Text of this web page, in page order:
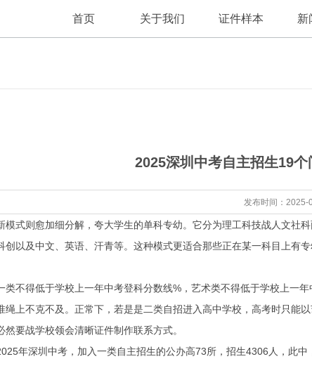
首页 关于我们 证件样本 新
2025深圳中考自主招生19
发布时间：
则愈加细分解，夸大学生的单科专幼。它分为理工科技战人文社
创以及中文、英语、汗青等。这种模式更适合那些正在某一科目上有
得低于学校上一年中考登科分数线%，艺术类不得低于学校上一年
不克不及。正常下，若是是二类自招进入高中学校，高考时只能
然要战学校领会清晰证件制作联系方式。
年深圳中考，加入一类自主招生的公办高73所，招生4306人，此中